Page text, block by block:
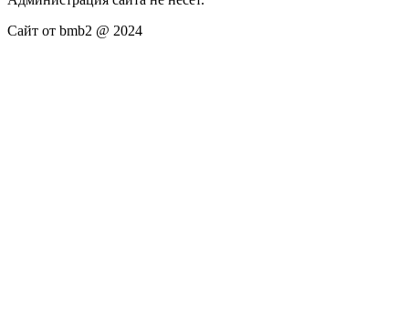
Сайт от bmb2 @ 2024